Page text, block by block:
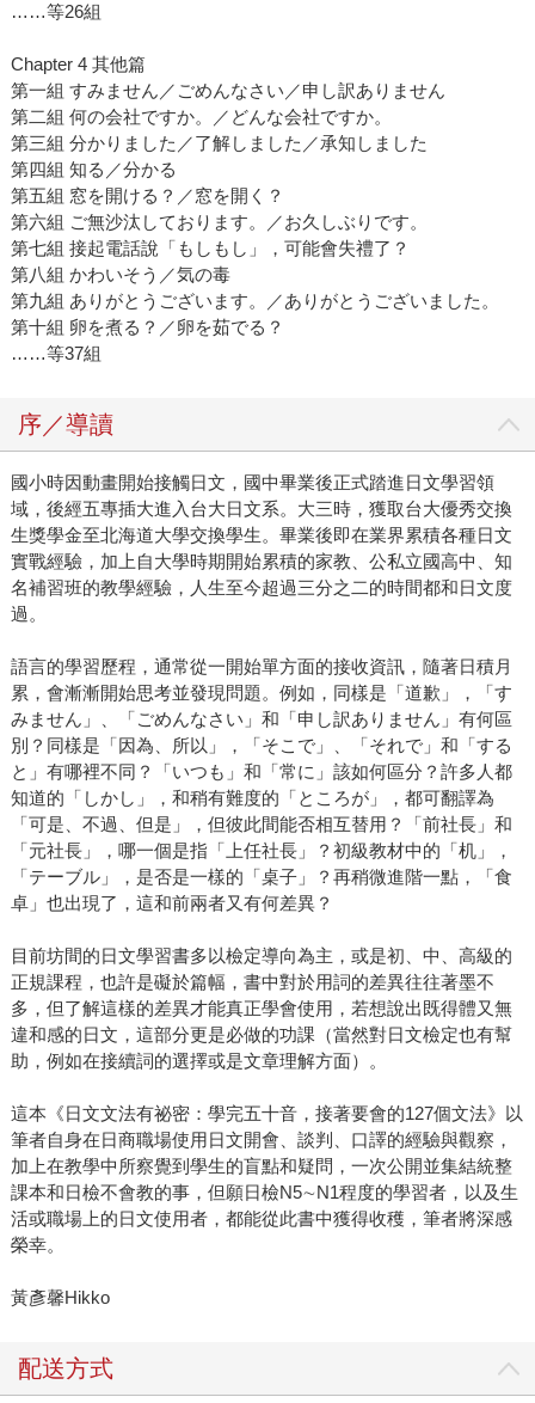
……等26組
Chapter 4 其他篇
第一組 すみません／ごめんなさい／申し訳ありません
第二組 何の会社ですか。／どんな会社ですか。
第三組 分かりました／了解しました／承知しました
第四組 知る／分かる
第五組 窓を開ける？／窓を開く？
第六組 ご無沙汰しております。／お久しぶりです。
第七組 接起電話說「もしもし」，可能會失禮了？
第八組 かわいそう／気の毒
第九組 ありがとうございます。／ありがとうございました。
第十組 卵を煮る？／卵を茹でる？
……等37組
序／導讀
國小時因動畫開始接觸日文，國中畢業後正式踏進日文學習領
域，後經五專插大進入台大日文系。大三時，獲取台大優秀交換
生獎學金至北海道大學交換學生。畢業後即在業界累積各種日文
實戰經驗，加上自大學時期開始累積的家教、公私立國高中、知
名補習班的教學經驗，人生至今超過三分之二的時間都和日文度
過。
語言的學習歷程，通常從一開始單方面的接收資訊，隨著日積月
累，會漸漸開始思考並發現問題。例如，同樣是「道歉」，「す
みません」、「ごめんなさい」和「申し訳ありません」有何區
別？同樣是「因為、所以」，「そこで」、「それで」和「する
と」有哪裡不同？「いつも」和「常に」該如何區分？許多人都
知道的「しかし」，和稍有難度的「ところが」，都可翻譯為
「可是、不過、但是」，但彼此間能否相互替用？「前社長」和
「元社長」，哪一個是指「上任社長」？初級教材中的「机」，
「テーブル」，是否是一樣的「桌子」？再稍微進階一點，「食
卓」也出現了，這和前兩者又有何差異？
目前坊間的日文學習書多以檢定導向為主，或是初、中、高級的
正規課程，也許是礙於篇幅，書中對於用詞的差異往往著墨不
多，但了解這樣的差異才能真正學會使用，若想說出既得體又無
違和感的日文，這部分更是必做的功課（當然對日文檢定也有幫
助，例如在接續詞的選擇或是文章理解方面）。
這本《日文文法有祕密：學完五十音，接著要會的127個文法》以
筆者自身在日商職場使用日文開會、談判、口譯的經驗與觀察，
加上在教學中所察覺到學生的盲點和疑問，一次公開並集結統整
課本和日檢不會教的事，但願日檢N5∼N1程度的學習者，以及生
活或職場上的日文使用者，都能從此書中獲得收穫，筆者將深感
榮幸。
黃彥馨Hikko
配送方式